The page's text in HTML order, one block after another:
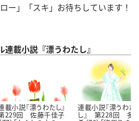
ー」「スキ」お待ちしています！
載小説『漂うわたし』
載小説『漂うわたし』
229回 佐藤千佳子
連載小説『漂うわた
し』 第228回 多